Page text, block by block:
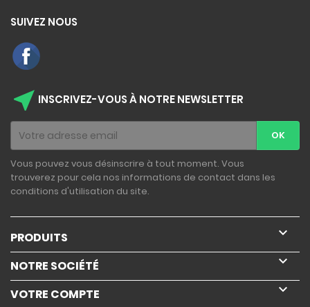
SUIVEZ NOUS
near_me INSCRIVEZ-VOUS À NOTRE NEWSLETTER
Vous pouvez vous désinscrire à tout moment. Vous
trouverez pour cela nos informations de contact dans les
conditions d'utilisation du site.
PRODUITS 
NOTRE SOCIÉTÉ 
VOTRE COMPTE 